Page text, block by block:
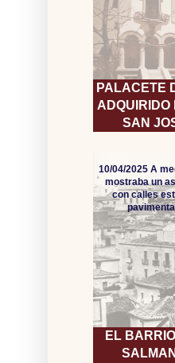
PALACETE
ADQUIRIDO
SAN
EL
10/04/2025 A
mostraba un
con calles